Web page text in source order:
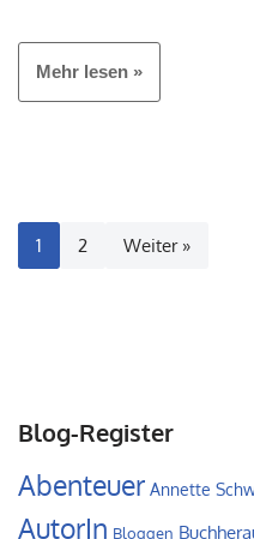
Mehr lesen »
1 2 Weiter »
Blog-Register
Abenteuer Annette
AutorIn Bloggen